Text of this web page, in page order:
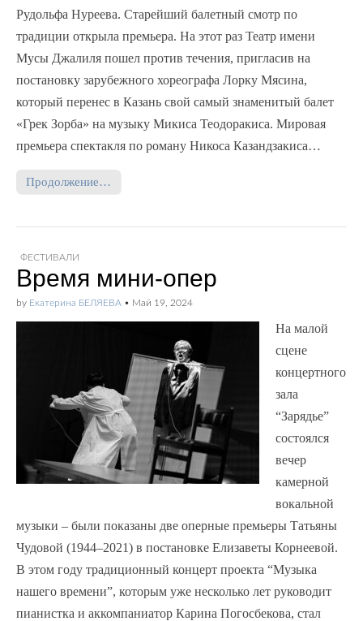
Рудольфа Нуреева. Старейший балетный смотр по
традиции открыла премьера. На этот раз Театр имени
Мусы Джалиля пошел против течения, пригласив на
постановку зарубежного хореографа Лорку Мясина,
который перенес в Казань свой самый знаменитый балет
«Грек Зорба» на музыку Микиса Теодоракиса. Мировая
премьера спектакля по роману Никоса Казандзакиса…
Продолжение…
ФЕСТИВАЛИ
Время мини-опер
by Екатерина БЕЛЯЕВА • Май 19, 2024
На малой
сцене
концертного
зала
“Зарядье”
состоялся
вечер
камерной
вокальной
музыки – были показаны две оперные премьеры Татьяны
Чудовой (1944–2021) в постановке Елизаветы Корнеевой.
В этом году традиционный концерт проекта “Музыка
нашего времени”, которым уже несколько лет руководит
пианистка и аккомпаниатор Карина Погосбекова, стал